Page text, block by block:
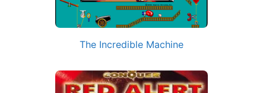
The Incredible Machine